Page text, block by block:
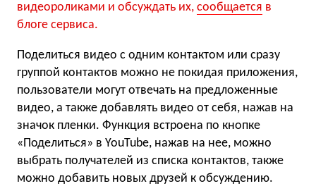
видеороликами и обсуждать их, сообщается в
блоге сервиса.
Поделиться видео с одним контактом или сразу
группой контактов можно не покидая приложения,
пользователи могут отвечать на предложенные
видео, а также добавлять видео от себя, нажав на
значок пленки. Функция встроена по кнопке
«Поделиться» в YouTube, нажав на нее, можно
выбрать получателей из списка контактов, также
можно добавить новых друзей к обсуждению.